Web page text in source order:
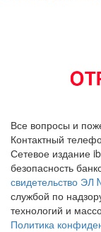
Все вопросы и
Контактный
Сетевое издание
безопасность
свидетельство
службой по
технологий и
Политика